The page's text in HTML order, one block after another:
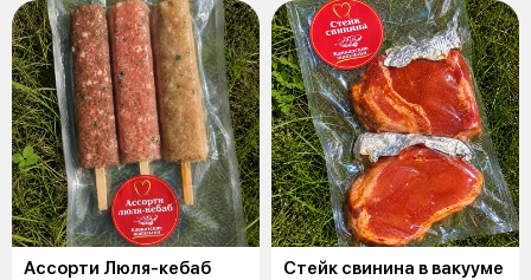
Ассорти Люля-кебаб Стейк свинина в вакууме